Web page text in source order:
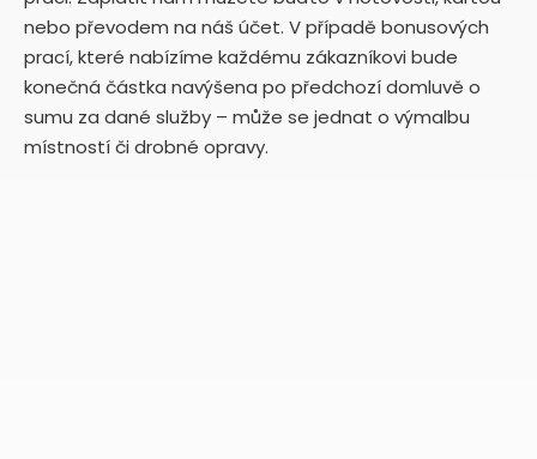
nebo převodem na náš účet. V případě bonusových
prací, které nabízíme každému zákazníkovi bude
konečná částka navýšena po předchozí domluvě o
sumu za dané služby – může se jednat o výmalbu
místností či drobné opravy.